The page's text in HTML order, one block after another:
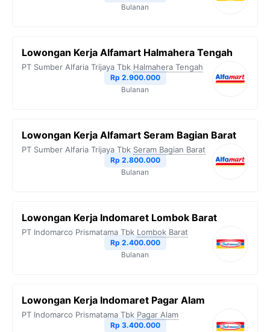
Bulanan
Lowongan Kerja Alfamart Halmahera Tengah
PT Sumber Alfaria Trijaya Tbk Halmahera Tengah
Rp 2.900.000
Bulanan
Lowongan Kerja Alfamart Seram Bagian Barat
PT Sumber Alfaria Trijaya Tbk Seram Bagian Barat
Rp 2.800.000
Bulanan
Lowongan Kerja Indomaret Lombok Barat
PT Indomarco Prismatama Tbk Lombok Barat
Rp 2.400.000
Bulanan
Lowongan Kerja Indomaret Pagar Alam
PT Indomarco Prismatama Tbk Pagar Alam
Rp 3.400.000